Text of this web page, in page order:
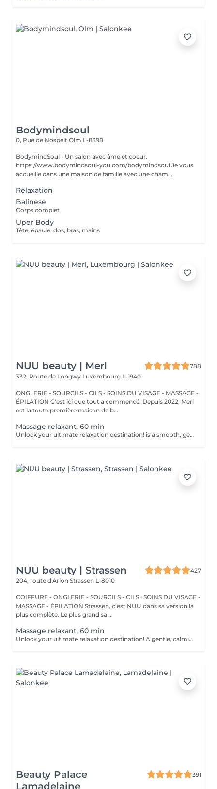
Bodymindsoul
0, Rue de Nospelt Olm L-8398
BodymindSoul - Un salon avec âme et coeur.
https://www.bodymindsoul-you.com/bodymindsoul Je vous
accueille dans une maison de famille avec une cham...
Relaxation
Balinese
Corps complet
Uper Body
Tête, épaule, dos, bras, mains
NUU beauty | Merl
788
332, Route de Longwy Luxembourg L-1940
ONGLERIE - SOURCILS - CILS - SOINS DU VISAGE - MASSAGE -
ÉPILATION C'est ici que tout a commencé. Depuis 2022, Merl
est la toute première maison de b...
Massage relaxant, 60 min
Unlock your ultimate relaxation destination! is a smooth, gentle treatment that relieves muscular tension, increases circulation, and promotes a general sense of relaxation. Benefits of getting a relaxing massage: - improves sleep - reduce stress - eases muscle tension How is a relaxing massage done? - head and neck are massaged - shoulders and back are massaged - hands and arms are massaged - feet and legs are massaged - belly is massaged Age restrictions: there are no age restrictions for this procedure. Post procedure recommendations: do not do sport and any sharp movements 2-3 hours after the procedure. Frequency: 1-2 times per week, 10 times in total. Repeat once in 3-6 months.
NUU beauty | Strassen
427
204, route d'Arlon Strassen L-8010
COIFFURE - ONGLERIE - SOURCILS - CILS · SOINS DU VISAGE -
MASSAGE - ÉPILATION Strassen, c'est NUU dans sa version la
plus complète. Le plus grand sal...
Massage relaxant, 60 min
Unlock your ultimate relaxation destination! A gentle, calming experience designed to soothe the nervous system and melt away daily stress. Long, flowing strokes, soft pressure, and calming aromas help you drift into deep relaxation and leave you feeling refreshed, rebalanced, and renewed. Age restrictions: there are no age restrictions for this procedure. Post procedure recommendations: do not do sport and any sharp movements 2-3 hours after the procedure. Frequency: 1-2 times per week, 10 times in total. Repeat once in 3-6 months.
Beauty Palace
Lamadelaine
391